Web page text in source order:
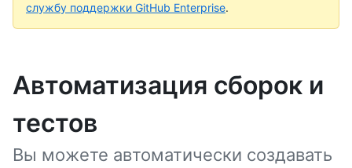
службу поддержки GitHub Enterprise.
Автоматизация сборок и
тестов
Вы можете автоматически создавать